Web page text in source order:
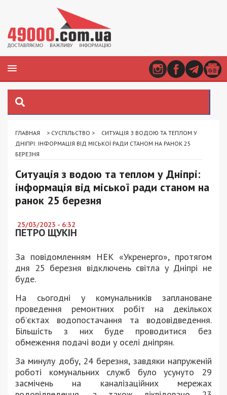
ГЛАВНАЯ > СУСПІЛЬСТВО >
СИТУАЦІЯ З ВОДОЮ ТА ТЕПЛОМ У
ДНІПРІ: ІНФОРМАЦІЯ ВІД МІСЬКОЇ РАДИ СТАНОМ НА РАНОК 25
БЕРЕЗНЯ
Ситуація з водою та теплом у Дніпрі:
інформація від міської ради станом на
ранок 25 березня
25/03/2023 - 6:32
ПЕТРО ЩУКІН
За повідомленням НЕК «Укренерго», протягом
дня 25 березня відключень світла у Дніпрі не
буде.
На сьогодні у комунальників заплановане
проведення ремонтних робіт на декількох
об’єктах водопостачання та водовідведення.
Більшість з них буде проводитися без
обмеження подачі води у оселі дніпрян.
За минулу добу, 24 березня, завдяки напруженій
роботі комунальних служб було усунуто 29
засмічень на каналізаційних мережах